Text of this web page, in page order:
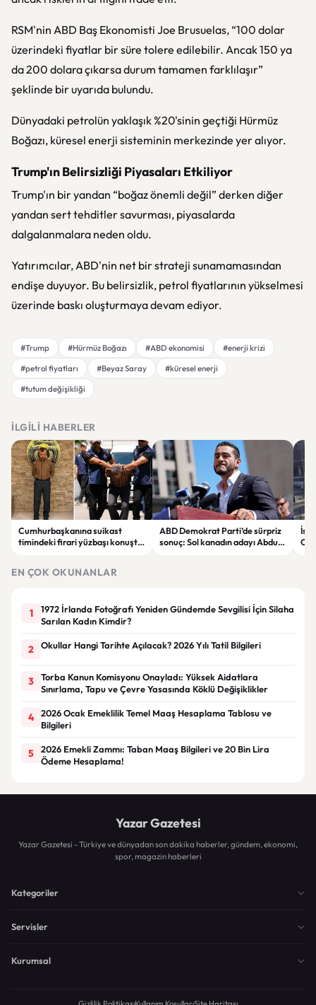
RSM'nin ABD Baş Ekonomisti Joe Brusuelas, “100 dolar
üzerindeki fiyatlar bir süre tolere edilebilir. Ancak 150 ya
da 200 dolara çıkarsa durum tamamen farklılaşır”
şeklinde bir uyarıda bulundu.
Dünyadaki petrolün yaklaşık %20'sinin geçtiği Hürmüz
Boğazı, küresel enerji sisteminin merkezinde yer alıyor.
Trump'ın Belirsizliği Piyasaları Etkiliyor
Trump'ın bir yandan “boğaz önemli değil” derken diğer
yandan sert tehditler savurması, piyasalarda
dalgalanmalara neden oldu.
Yatırımcılar, ABD'nin net bir strateji sunamamasından
endişe duyuyor. Bu belirsizlik, petrol fiyatlarının yükselmesi
üzerinde baskı oluşturmaya devam ediyor.
#Trump #Hürmüz Boğazı #ABD ekonomisi
#enerji krizi
#petrol fiyatları
#Beyaz Saray
#küresel enerji
#tutum değişikliği
İLGILI HABERLER
Cumhurbaşkanına suikast
timindeki firari yüzbaşı konuştu:
ABD Demokrat Parti’de sürpriz
sonuç: Sol kanadın adayı Abdul
EN ÇOK OKUNANLAR
1
1972 İrlanda Fotoğrafı Yeniden Gündemde Sevgilisi İçin Silaha
Sarılan Kadın Kimdir?
2 Okullar Hangi Tarihte Açılacak? 2026 Yılı Tatil Bilgileri
3
Torba Kanun Komisyonu Onayladı: Yüksek Aidatlara
Sınırlama, Tapu ve Çevre Yasasında Köklü Değişiklikler
4
2026 Ocak Emeklilik Temel Maaş Hesaplama Tablosu ve
Bilgileri
5
2026 Emekli Zammı: Taban Maaş Bilgileri ve 20 Bin Lira
Ödeme Hesaplama!
Yazar Gazetesi
Yazar Gazetesi - Türkiye ve dünyadan son dakika haberler, gündem, ekonomi,
spor, magazin haberleri
Kategoriler
Servisler
Kurumsal